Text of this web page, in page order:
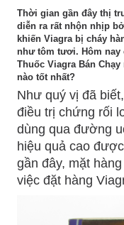
Thời gian gần đây thị
diễn ra rất nhộn nhịp
khiến Viagra bị cháy
như tôm tươi. Hôm nay
Thuốc Viagra Bán
nào tốt nhất?
Như quý vị đã
điều trị chứng rối
dùng qua đường
hiệu quả cao
gần đây, mặt
việc đặt hàng